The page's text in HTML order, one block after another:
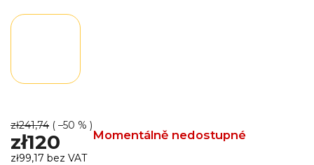
zł241,74 ( –50 % )
zł120 Momentálně nedostupné
zł99,17 bez VAT